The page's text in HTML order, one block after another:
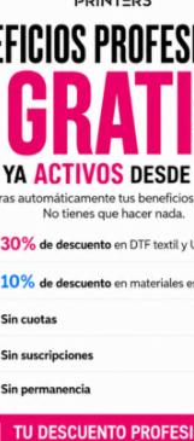
para
diseños digitales
vasos,
promocionales y
incorporar
de objetos
utilizando tu
de impresión.
para
digitales es una